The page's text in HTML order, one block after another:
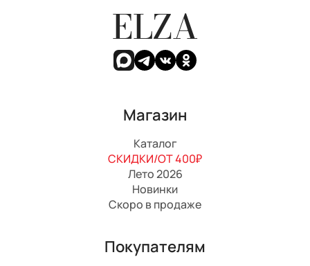
ELZA
Магазин
Каталог
СКИДКИ/ОТ 400₽
Лето 2026
Новинки
Скоро в продаже
Покупателям